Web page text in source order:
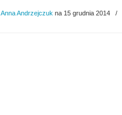
Anna Andrzejczuk na 15 grudnia 2014 /